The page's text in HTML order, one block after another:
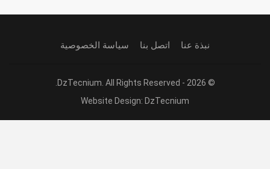
نبذة عنا اتصل بنا سياسة الخصوصية
© 2026 - DzTecnium. All Rights Reserved.
Website Design: DzTecnium